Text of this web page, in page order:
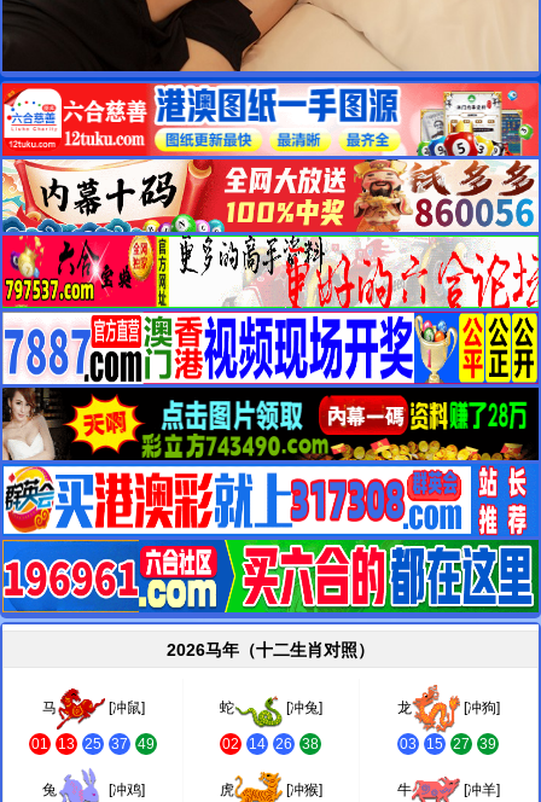
2026马年（十二生肖对照）
马 [冲鼠]
01 13 25 37 49
蛇 [冲兔]
02 14 26 38
龙 [冲狗]
03 15 27 39
兔 [冲鸡] 虎 [冲猴] 牛 [冲羊]